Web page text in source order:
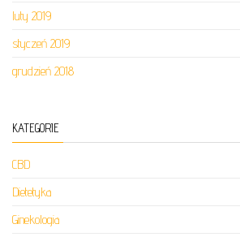
luty 2019
styczeń 2019
grudzień 2018
KATEGORIE
CBD
Dietetyka
Ginekologia